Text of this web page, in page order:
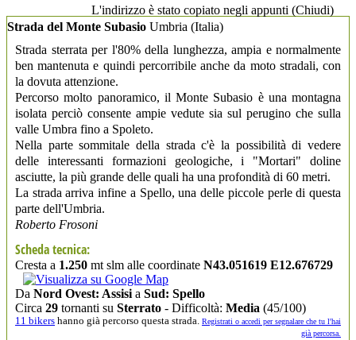
L'indirizzo è stato copiato negli appunti (Chiudi)
Strada del Monte Subasio Umbria (Italia)
Strada sterrata per l'80% della lunghezza, ampia e normalmente
ben mantenuta e quindi percorribile anche da moto stradali, con
la dovuta attenzione.
Percorso molto panoramico, il Monte Subasio è una montagna
isolata perciò consente ampie vedute sia sul perugino che sulla
valle Umbra fino a Spoleto.
Nella parte sommitale della strada c'è la possibilità di vedere
delle interessanti formazioni geologiche, i "Mortari" doline
asciutte, la più grande delle quali ha una profondità di 60 metri.
La strada arriva infine a Spello, una delle piccole perle di questa
parte dell'Umbria.
Roberto Frosoni
Scheda tecnica:
Cresta a 1.250 mt slm alle coordinate N43.051619 E12.676729
Da Nord Ovest: Assisi a Sud: Spello
Circa 29 tornanti su Sterrato - Difficoltà: Media (45/100)
11 bikers hanno già percorso questa strada. Registrati o accedi per segnalare che tu l'hai
già percorsa.